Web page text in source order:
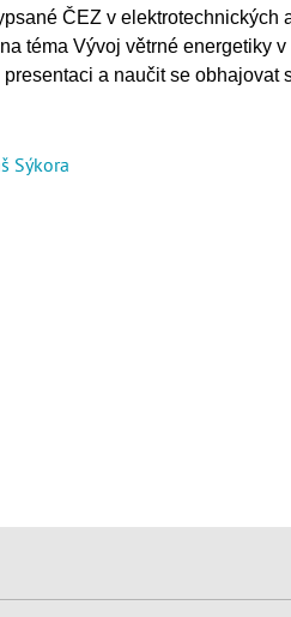
ČEZ v elektrotechnických
téma Vývoj větrné energetiky v
a naučit se obhajovat
Sýkora